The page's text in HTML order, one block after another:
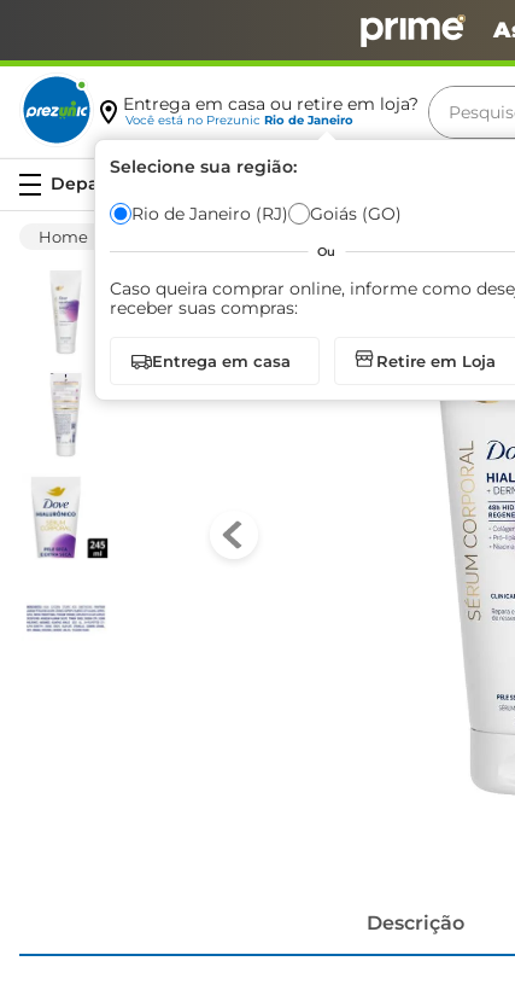
Entrega em casa ou retire em loja?
Você está no Prezunic Rio de Janeiro
Selecione sua região:
Rio de Janeiro (RJ) Goiás (GO)
Ou
Caso queira comprar online, informe como
receber suas compras:
Entrega em casa Retire em Loja
Descrição
café
azeite